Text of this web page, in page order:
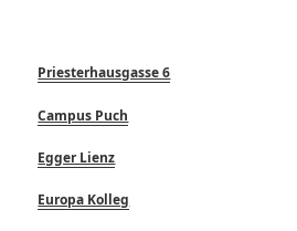
Priesterhausgasse 6
Campus Puch
Egger Lienz
Europa Kolleg